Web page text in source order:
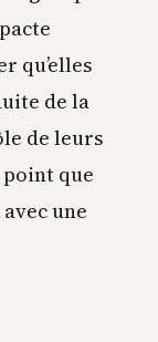
qu’elles
de la
de leurs
que
une